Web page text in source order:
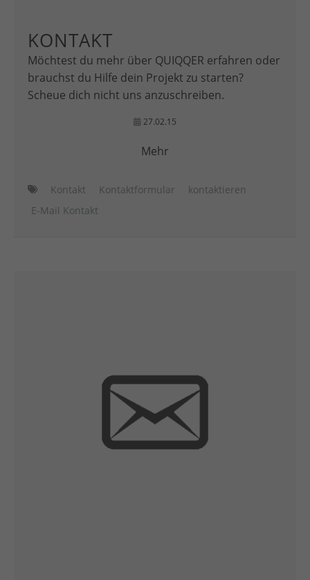
KONTAKT
Möchtest du mehr über QUIQQER erfahren oder
brauchst du Hilfe dein Projekt zu starten?
Scheue dich nicht uns anzuschreiben.
27.02.15
Mehr
Kontakt Kontaktformular
kontaktieren
E-Mail Kontakt